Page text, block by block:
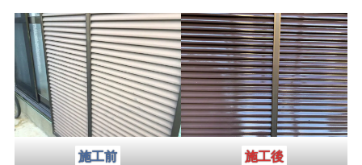
施工前 施工後